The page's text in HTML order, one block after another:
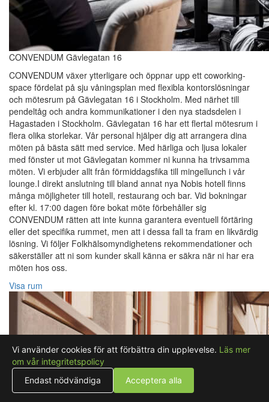
CONVENDUM Gävlegatan 16
CONVENDUM växer ytterligare och öppnar upp ett coworking-
space fördelat på sju våningsplan med flexibla kontorslösningar
och mötesrum på Gävlegatan 16 i Stockholm. Med närhet till
pendeltåg och andra kommunikationer i den nya stadsdelen i
Hagastaden i Stockholm. Gävlegatan 16 har ett flertal mötesrum i
flera olika storlekar. Vår personal hjälper dig att arrangera dina
möten på bästa sätt med service. Med härliga och ljusa lokaler
med fönster ut mot Gävlegatan kommer ni kunna ha trivsamma
möten. Vi erbjuder allt från förmiddagsfika till mingellunch i vår
lounge.I direkt anslutning till bland annat nya Nobis hotell finns
många möjligheter till hotell, restaurang och bar. Vid bokningar
efter kl. 17:00 dagen före bokat möte förbehåller sig
CONVENDUM rätten att inte kunna garantera eventuell förtäring
eller det specifika rummet, men att i dessa fall ta fram en likvärdig
lösning. Vi följer Folkhälsomyndighetens rekommendationer och
säkerställer att ni som kunder skall känna er säkra när ni har era
möten hos oss.
Visa rum
Vi använder cookies för att förbättra din upplevelse. Läs mer
om vår integritetspolicy
Endast nödvändiga
Acceptera alla